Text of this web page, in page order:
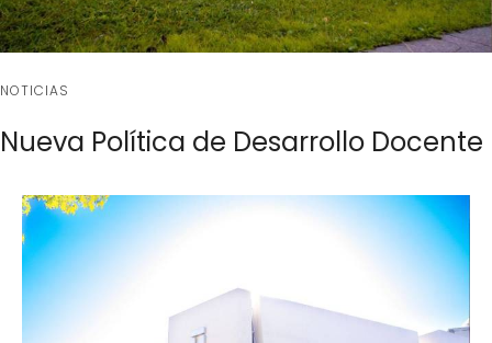
NOTICIAS
Nueva Política de Desarrollo Docente